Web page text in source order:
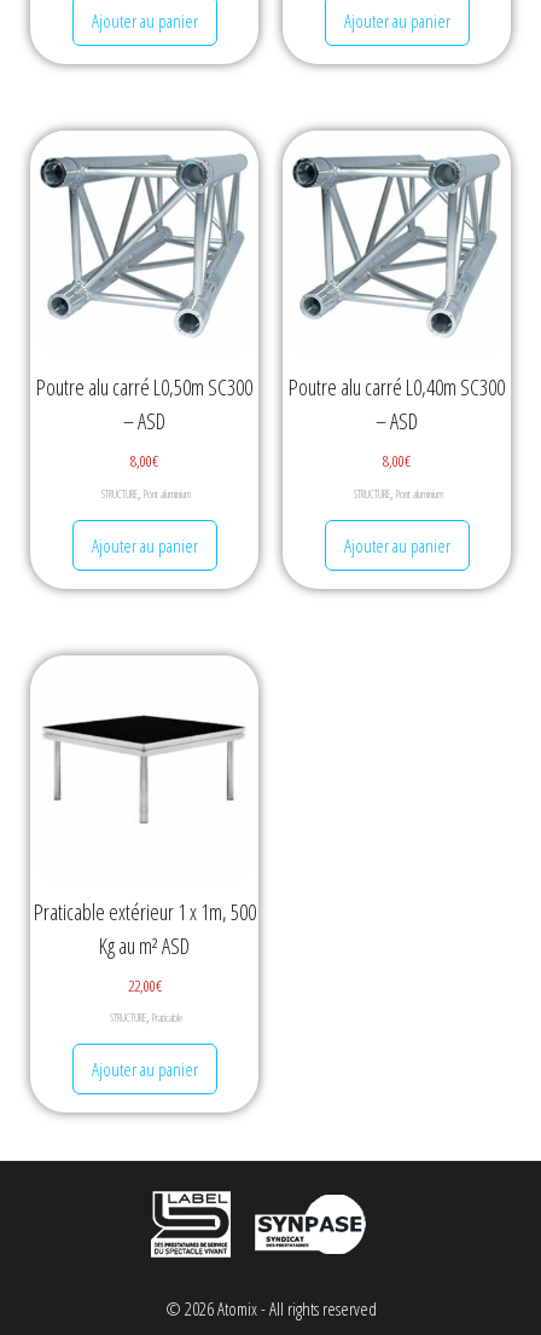
Ajouter au panier Ajouter au panier
Poutre alu carré L0,50m SC300
– ASD
8,00€
STRUCTURE, Pont aluminium
Ajouter au panier
Poutre alu carré L0,40m SC300
– ASD
8,00€
STRUCTURE, Pont aluminium
Ajouter au panier
Praticable extérieur 1 x 1m, 500
Kg au m² ASD
22,00€
STRUCTURE, Praticable
Ajouter au panier
© 2026 Atomix - All rights reserved